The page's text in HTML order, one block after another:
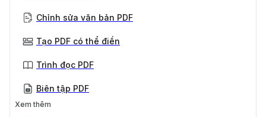
Chỉnh sửa văn bản PDF
Tạo PDF có thể điền
Trình đọc PDF
Biên tập PDF
Xem thêm